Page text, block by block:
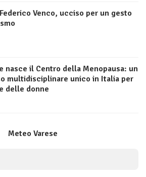
Venco, ucciso per un gesto
nasce il Centro della Menopausa: un
multidisciplinare unico in Italia per
delle donne
Meteo Varese